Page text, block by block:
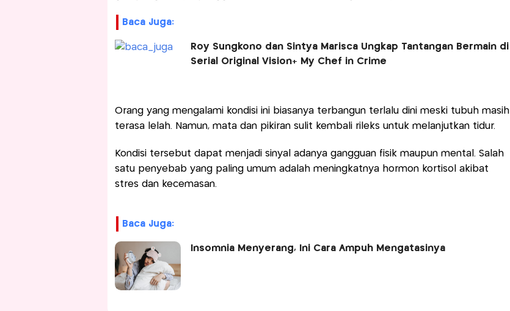
Baca Juga:
Roy Sungkono dan Sintya Marisca Ungkap Tantangan Bermain di
Serial Original Vision+ My Chef in Crime
Orang yang mengalami kondisi ini biasanya terbangun terlalu dini meski tubuh masih
terasa lelah. Namun, mata dan pikiran sulit kembali rileks untuk melanjutkan tidur.
Kondisi tersebut dapat menjadi sinyal adanya gangguan fisik maupun mental. Salah
satu penyebab yang paling umum adalah meningkatnya hormon kortisol akibat
stres dan kecemasan.
Baca Juga:
Insomnia Menyerang, Ini Cara Ampuh Mengatasinya